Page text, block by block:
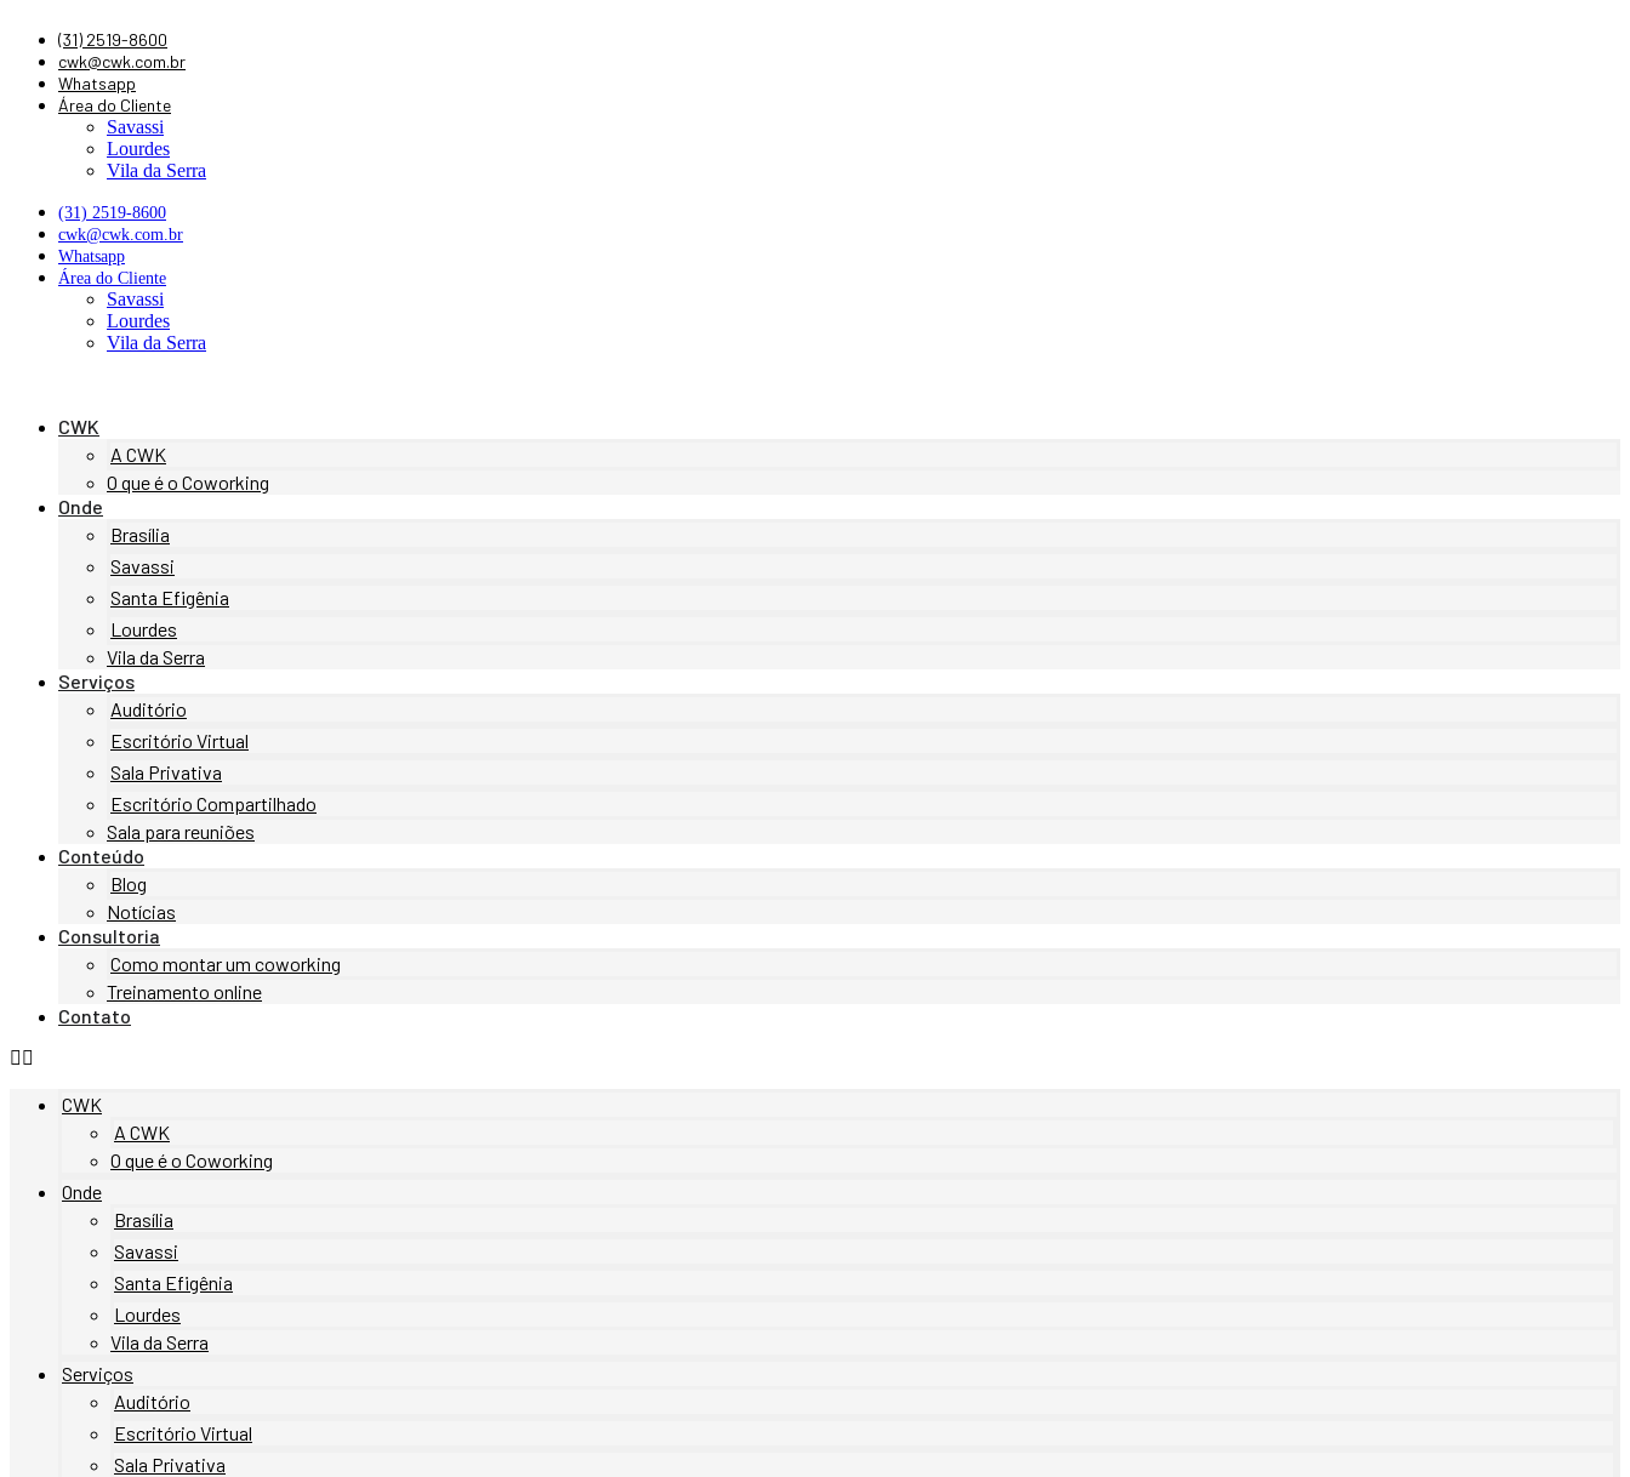
para
conteúdo
(31) 2519-8600
cwk@cwk.com.br
Whatsapp
Área do Cliente
Savassi
Lourdes
Vila da Serra
(31) 2519-8600
cwk@cwk.com.br
Whatsapp
Área do Cliente
Savassi
Lourdes
Vila da Serra
CWK
A CWK
O que é o Coworking
Onde
Brasília
Savassi
Santa Efigênia
Lourdes
Vila da Serra
Serviços
Auditório
Escritório Virtual
Sala Privativa
Escritório Compartilhado
Sala para reuniões
Conteúdo
Blog
Notícias
Consultoria
Como montar um coworking
Treinamento online
Contato
CWK
A CWK
O que é o Coworking
Onde
Brasília
Savassi
Santa Efigênia
Lourdes
Vila da Serra
Serviços
Auditório
Escritório Virtual
Sala Privativa